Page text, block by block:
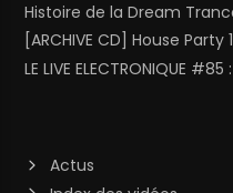
Histoire de la Dream
[ARCHIVE CD] House
LE LIVE ELECTRONIQUE
Actus